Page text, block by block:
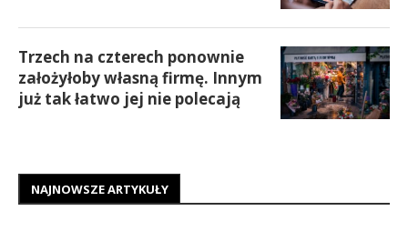
Trzech na czterech ponownie
założyłoby własną firmę. Innym
już tak łatwo jej nie polecają
NAJNOWSZE ARTYKUŁY